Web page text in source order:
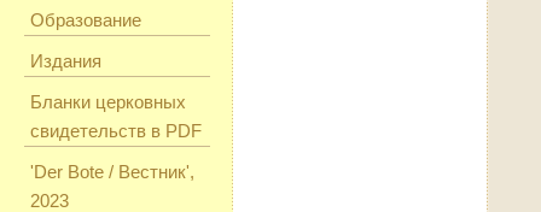
Образование
Издания
Бланки церковных
свидетельств в PDF
'Der Bote / Вестник',
2023